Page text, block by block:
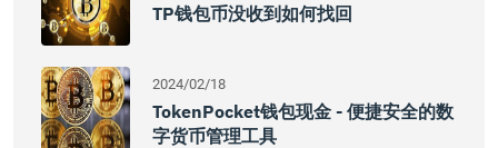
TP钱包币没收到如何找回
2024/02/18
TokenPocket钱包现金 - 便捷安全的数
字货币管理工具